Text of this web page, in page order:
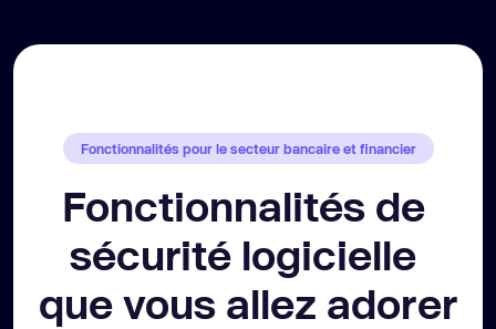
Fonctionnalités pour le secteur bancaire et financier
Fonctionnalités de
sécurité logicielle
que vous allez adorer